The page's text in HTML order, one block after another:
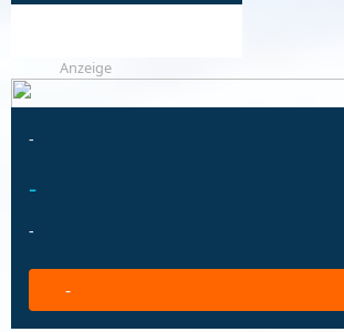
Anzeige
-
-
-
-